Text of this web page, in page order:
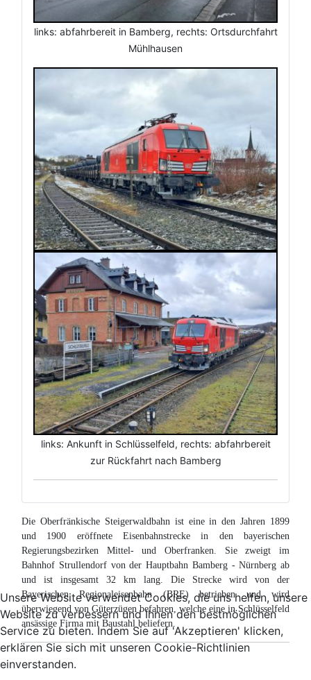
links: abfahrbereit in Bamberg, rechts: Ortsdurchfahrt
Mühlhausen
links: Ankunft in Schlüsselfeld, rechts: abfahrbereit
zur Rückfahrt nach Bamberg
Die Oberfränkische Steigerwaldbahn ist eine in den Jahren 1899
und 1900 eröffnete Eisenbahnstrecke in den bayerischen
Regierungsbezirken Mittel- und Oberfranken. Sie zweigt im
Bahnhof Strullendorf von der Hauptbahn Bamberg - Nürnberg ab
und ist insgesamt 32 km lang. Die Strecke wird von der
Bayerischen Regionaleisenbahn (BRE) betrieben und wird
überwiegend von Güterzügen befahren, welche eine in Schlüsselfeld
ansässige Firma mit Baustahl beliefern.
Unsere Website verwendet Cookies, die uns helfen, unsere
Website zu verbessern und Ihnen den bestmöglichen
Service zu bieten. Indem Sie auf 'Akzeptieren' klicken,
erklären Sie sich mit unseren Cookie-Richtlinien
einverstanden.